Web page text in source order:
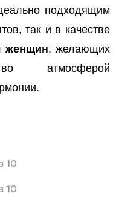
подходящим
так и в качестве
женщин, желающих
атмосферой
10
10